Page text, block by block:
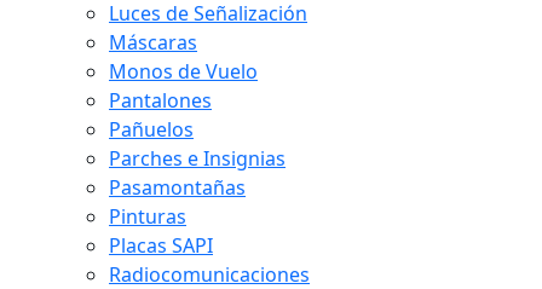
Luces de Señalización
Máscaras
Monos de Vuelo
Pantalones
Pañuelos
Parches e Insignias
Pasamontañas
Pinturas
Placas SAPI
Radiocomunicaciones